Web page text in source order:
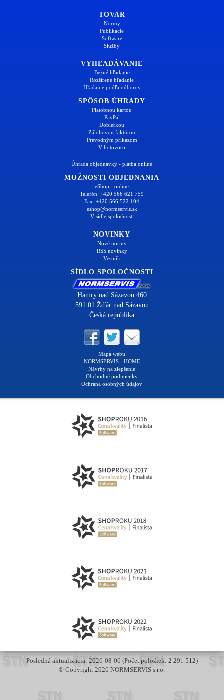
TOVAR
Normy
Publikácie
Software
Služby
VYHĽADÁVANIE
Bežné hľadanie
Rozšírené hľadanie
Hľadanie podľa odborov
SPÔSOB ÚHRADY
Platobnou kartou
PayPal
Dobierkou
Zálohovou faktúrou
Prevodným príkazom
V hotovosti
Úhrada objednávky - platba online
MOŽNOSTI OBJEDNANIA
eShop - online
Telefón: +420 566 621 759
Fax: +420 566 522 104
eshop@normservis.sk
V sídle spoločnosti
NOVINKY
Nové normy
RSS novinky
Vestník
SÍDLO SPOLOČNOSTI
Hamry nad Sázavou 460
591 01 Žďár nad Sázavou
Česká republika
Mapa webu
NORMSERVIS - HOME
Návrhy na zlepšenie
Obchodné podmienky
Ochrana osobných údajov
Posledná aktualizácia: 2026-08-06 (Počet položiek: 2 291 512)
© Copyright 2026 NORMSERVIS s.r.o.